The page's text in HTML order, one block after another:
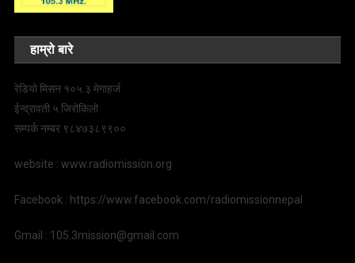
हाम्रो बारे
रेडियो मिसन १०५.३ मेगाहर्ज
ईन्द्रावती ५ जिरोकिलो
सम्पर्क नम्बर ९८४७३८९९००
website : www.radiomission.org
Facebook : https://www.facebook.com/radiomissionnepal
Gmail : 105.3mission@gmail.com